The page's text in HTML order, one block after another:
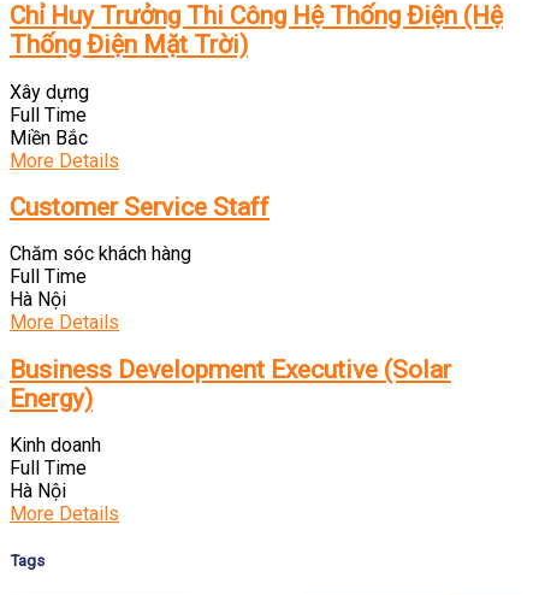
Chỉ Huy Trưởng Thi Công Hệ Thống Điện (Hệ
Thống Điện Mặt Trời)
Xây dựng
Full Time
Miền Bắc
More Details
Customer Service Staff
Chăm sóc khách hàng
Full Time
Hà Nội
More Details
Business Development Executive (Solar
Energy)
Kinh doanh
Full Time
Hà Nội
More Details
Tags